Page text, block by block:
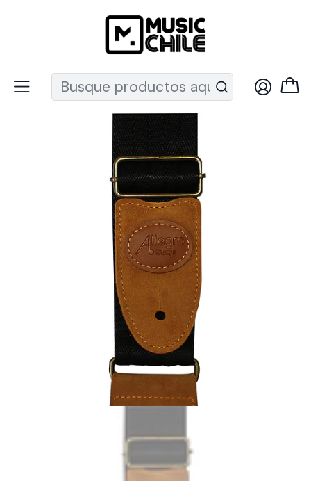
Recuerda que ahora nos puedes encontrar en el MUT
Instrumentos de Cuerda Guitarras
Correa Para Guitarra O Bajo Allegro ALL-NY-BK